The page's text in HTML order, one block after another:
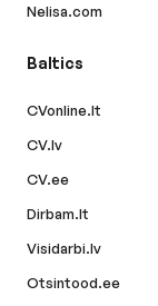
Nelisa.com
Baltics
CVonline.lt
CV.lv
CV.ee
Dirbam.lt
Visidarbi.lv
Otsintood.ee